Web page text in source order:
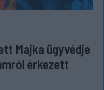
Majka ügyvédje
érkezett